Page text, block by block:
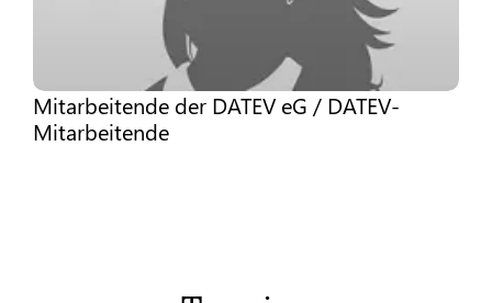
Mitarbeitende der DATEV eG / DATEV-
Mitarbeitende